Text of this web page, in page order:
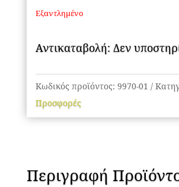
Εξαντλημένο
Αντικαταβολή: Δεν
Κωδικός προϊόντος: 9970-01
Προσφορές
Περιγραφή